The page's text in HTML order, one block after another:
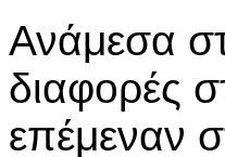
Ανάμεσα
διαφορές
επέμεναν